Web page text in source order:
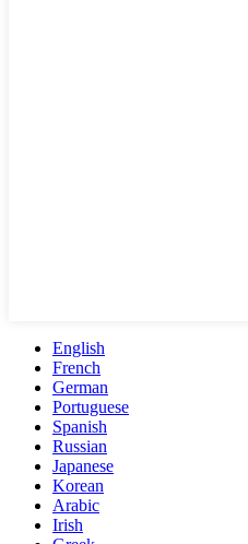
English
French
German
Portuguese
Spanish
Russian
Japanese
Korean
Arabic
Irish